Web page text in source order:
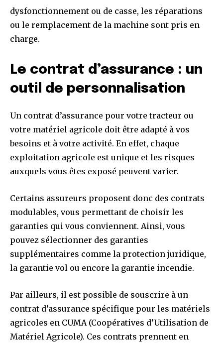
dysfonctionnement ou de casse, les réparations
ou le remplacement de la machine sont pris en
charge.
Le contrat d’assurance : un
outil de personnalisation
Un contrat d’assurance pour votre tracteur ou
votre matériel agricole doit être adapté à vos
besoins et à votre activité. En effet, chaque
exploitation agricole est unique et les risques
auxquels vous êtes exposé peuvent varier.
Certains assureurs proposent donc des contrats
modulables, vous permettant de choisir les
garanties qui vous conviennent. Ainsi, vous
pouvez sélectionner des garanties
supplémentaires comme la protection juridique,
la garantie vol ou encore la garantie incendie.
Par ailleurs, il est possible de souscrire à un
contrat d’assurance spécifique pour les matériels
agricoles en CUMA (Coopératives d’Utilisation de
Matériel Agricole). Ces contrats prennent en